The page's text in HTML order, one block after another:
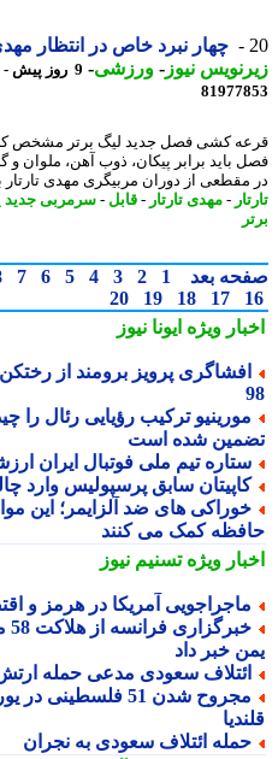
چهار نبرد خاص در انتظار مهدی
نیوز-ورزشی-9 روز پیش - چهارشنبه 7 مرداد 1405، 04:53
کشی فصل جدید لیگ برتر مشخص کرد
باید برابر پیکان، ذوب آهن، ملوان و گل
از دوران مربیگری مهدی تارتار با ...
- مهدی تارتار- قابل -سرمربی جدید
بعد 1
2
3
4
5
6
7
8
17
18
19
20
ویژهایونا نیوز
پرویز برومند از رختکن
شده است
تیم ملی فوتبال ایران
سابق پرسپولیس وارد
های ضد آلزایمر؛ این
کمک می کنند
ویژهتسنیم نیوز
آمریکا در هرمز و
خبر داد
سعودی مدعی حمله ارتش
مجروح شدن 51 فلسطینی
ائتلاف سعودی به نجران